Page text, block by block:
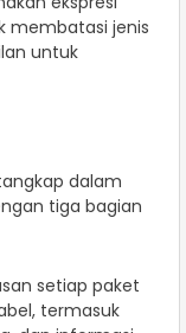
membatasi jenis
untuk
dalam
tiga bagian
setiap paket
termasuk